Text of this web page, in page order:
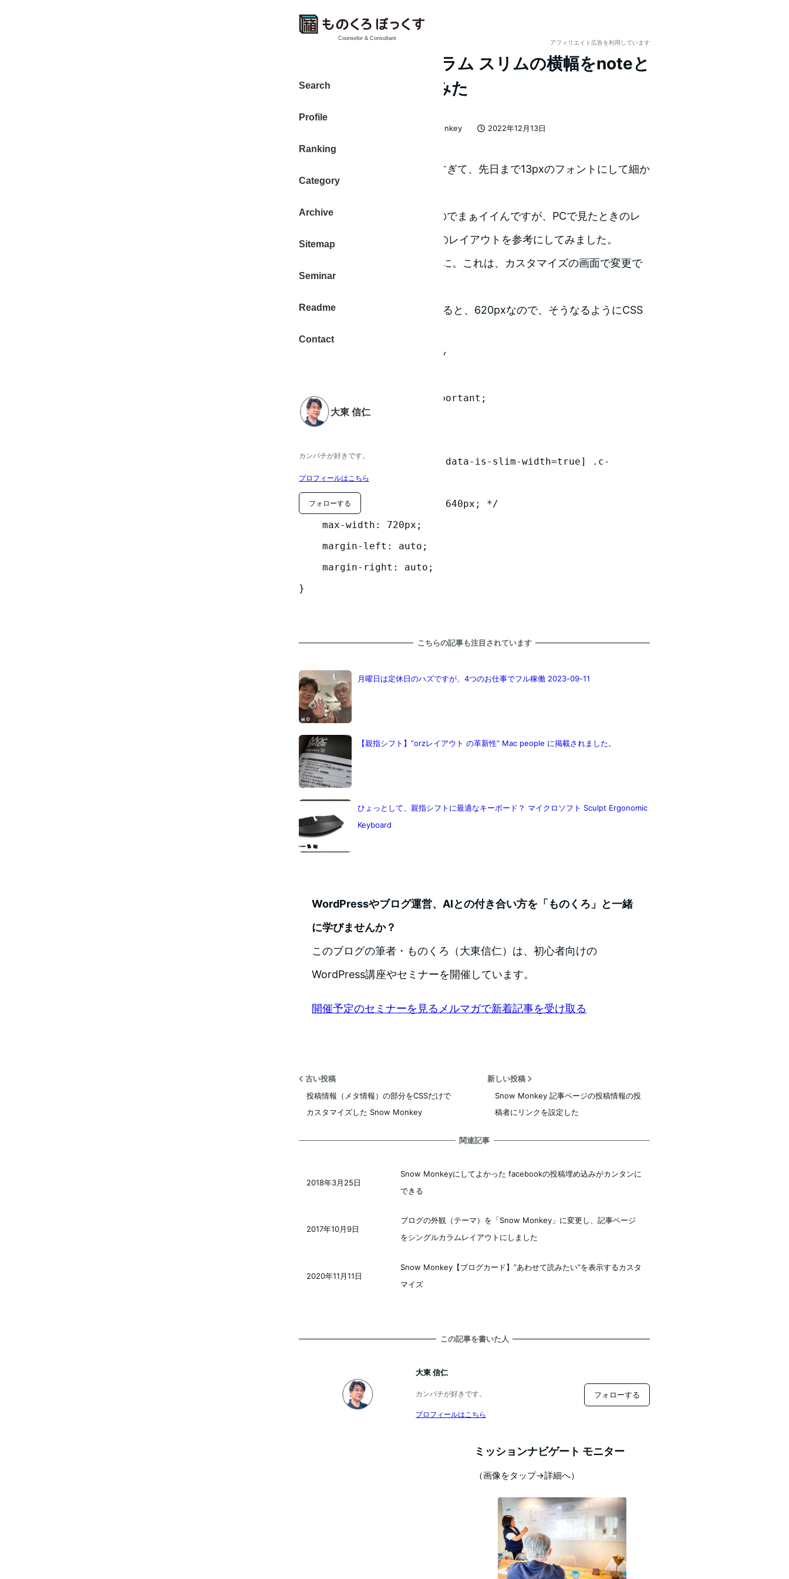
Counselor & Consultant
Search
Profile
Ranking
Category
Archive
Sitemap
Seminar
Readme
Contact
大東 信仁
カンパチが好きです。
プロフィールはこちら
フォローする
アフィリエイト広告を利用しています
Snow Monkey 1カラム スリムの横幅をnoteと
同じぐらいにしてみた
2022年12月13日
者
Snow Monkey
ブログの読みやすさを追求しすぎて、先日まで13pxのフォントにして細か
スマホの表示は、画面が狭いのでまぁイイんですが、PCで見たときのレ
イアウトで迷ったので、noteのレイアウトを参考にしてみました。
まずは、フォントサイズ 18pxに。これは、カスタマイズの画面で変更で
で、noteの1カラムの横幅を測ると、620pxなので、そうなるようにCSS
で調整しました。
/* シングルカラム 640 px  */
    max-width: 720px !important;
}
[data-has-sidebar=false][data-is-slim-width=true] .c-
entry__content {
    /* --wp-block-width: 640px; */
}
こちらの記事も注目されています
月曜日は定休日のハズですが、4つのお仕事でフル稼働 2023-09-11
【親指シフト】”orzレイアウト の革新性” Mac people に掲載されました。
ひょっとして、親指シフトに最適なキーボード？ マイクロソフト Sculpt Ergonomic
Keyboard
WordPressやブログ運営、AIとの付き合い方を「ものくろ」と一緒
に学びませんか？
このブログの筆者・ものくろ（大東信仁）は、初心者向けの
WordPress講座やセミナーを開催しています。
開催予定のセミナーを見るメルマガで新着記事を受け取る
古い投稿
投稿情報（メタ情報）の部分をCSSだけで
カスタマイズした Snow Monkey
新しい投稿
Snow Monkey 記事ページの投稿情報の投
稿者にリンクを設定した
関連記事
Snow Monkeyにしてよかった facebookの投稿埋め込みがカンタンに
できる
2018年3月25日
ブログの外観（テーマ）を「Snow Monkey」に変更し、記事ページ
をシングルカラムレイアウトにしました
2017年10月9日
Snow Monkey【ブログカード】”あわせて読みたい”を表示するカスタ
マイズ
2020年11月11日
この記事を書いた人
大東 信仁
カンパチが好きです。
プロフィールはこちら
フォローする
ミッションナビゲート モニター
（画像をタップ→詳細へ）